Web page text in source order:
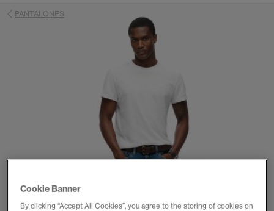
PANTALONES
Cookie Banner
By clicking “Accept All Cookies”, you agree to the storing of cookies on